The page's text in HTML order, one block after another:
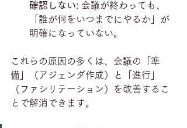
確認しない: 会議が終わっても、
「誰が何をいつまでにやるか」が
明確になっていない。
これらの原因の多くは、会議の「準
備」（アジェンダ作成）
と
「進行」
（ファシリテーション）を改善するこ
とで解消できます。